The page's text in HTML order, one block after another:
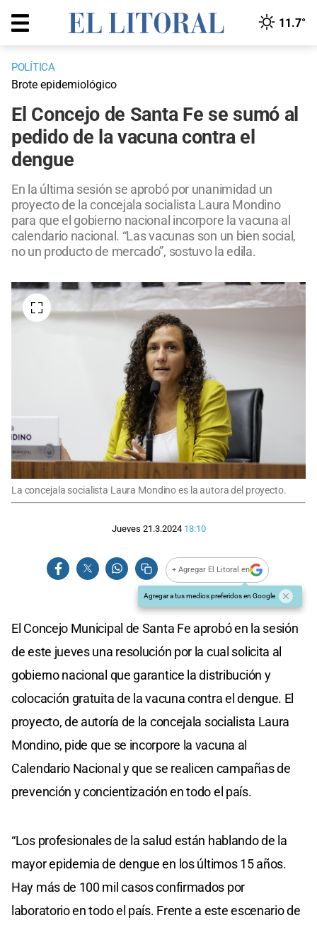
11.7°
POLÍTICA
Brote epidemiológico
El Concejo de Santa Fe se sumó al
pedido de la vacuna contra el
dengue
En la última sesión se aprobó por unanimidad un
proyecto de la concejala socialista Laura Mondino
para que el gobierno nacional incorpore la vacuna al
calendario nacional. “Las vacunas son un bien social,
no un producto de mercado”, sostuvo la edila.
La concejala socialista Laura Mondino es la autora del proyecto.
Jueves 21.3.2024 18:10
+ Agregar El Litoral en
Agregar a tus medios preferidos en Google
El Concejo Municipal de Santa Fe aprobó en la sesión
de este jueves una resolución por la cual solicita al
gobierno nacional que garantice la distribución y
colocación gratuita de la vacuna contra el dengue. El
proyecto, de autoría de la concejala socialista Laura
Mondino, pide que se incorpore la vacuna al
Calendario Nacional y que se realicen campañas de
prevención y concientización en todo el país.
“Los profesionales de la salud están hablando de la
mayor epidemia de dengue en los últimos 15 años.
Hay más de 100 mil casos confirmados por
laboratorio en todo el país. Frente a este escenario de